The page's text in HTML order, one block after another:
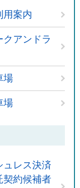
用案内
アンドラ
場
場
ュレス決済
契約候補者